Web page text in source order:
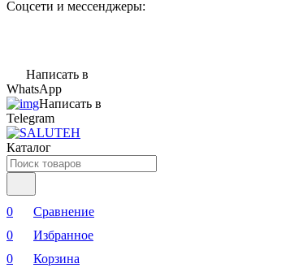
Соцсети и мессенджеры:
Написать в
WhatsApp
Написать в
Telegram
Каталог
0
Сравнение
0
Избранное
0
Корзина